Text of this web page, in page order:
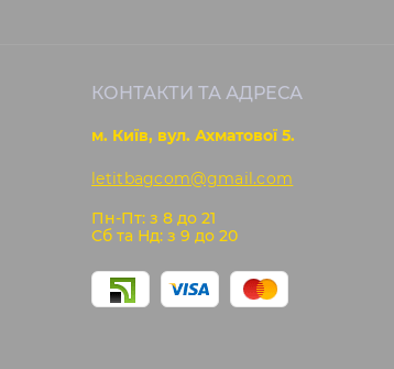
КОНТАКТИ ТА АДРЕСА
м. Київ, вул. Ахматової 5.
letitbagcom@gmail.com
Пн-Пт: з 8 до 21
Сб та Нд: з 9 до 20